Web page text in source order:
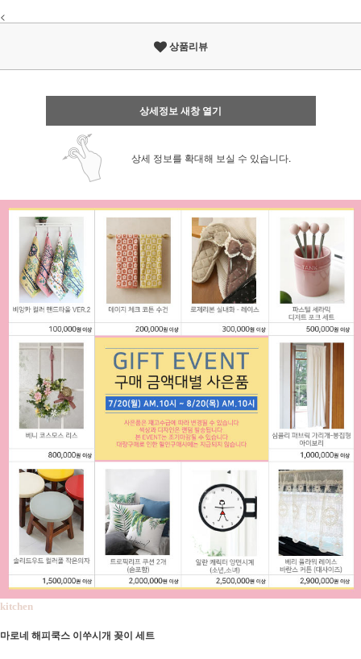
<
상품리뷰
상세정보 새창 열기
상세 정보를 확대해 보실 수 있습니다.
kitchen
마로네 해피쿡스 이쑤시개 꽂이 세트